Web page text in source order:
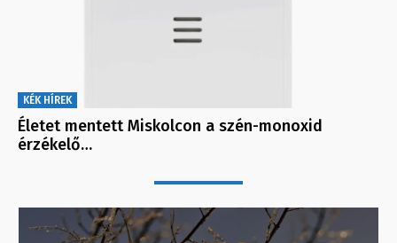
KÉK HÍREK
Életet mentett Miskolcon a szén-monoxid
érzékelő…